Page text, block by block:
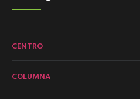
CENTRO
COLUMNA